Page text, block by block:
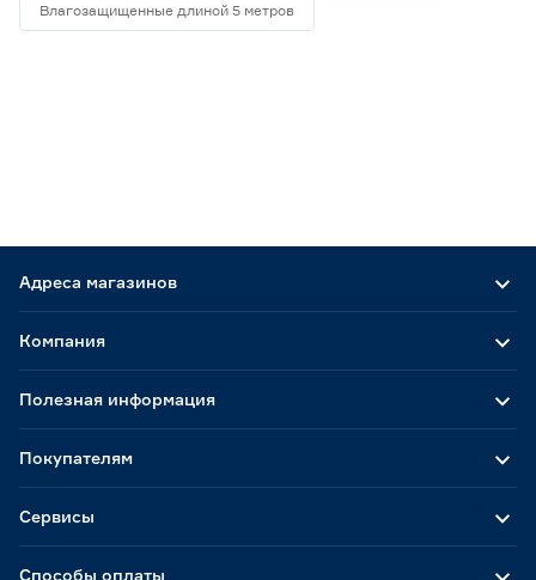
Влагозащищенные длиной 5 метров
Адреса магазинов
Способы оплаты
Компания
Полезная информация
Покупателям
Сервисы